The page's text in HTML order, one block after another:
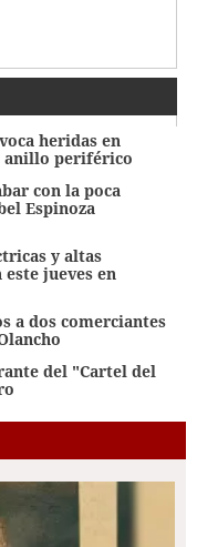
heridas en
anillo periférico
con la poca
Espinoza
y altas
jueves en
a dos comerciantes
del "Cartel del